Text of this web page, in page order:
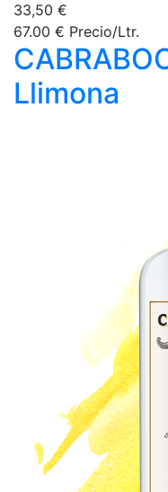
33,50 €
67.00 € Precio/Ltr.
Llimona